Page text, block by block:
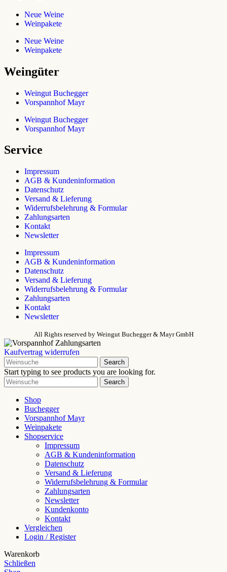
Neue Weine
Weinpakete
Neue Weine
Weinpakete
Weingüter
Weingut Buchegger
Vorspannhof Mayr
Weingut Buchegger
Vorspannhof Mayr
Service
Impressum
AGB & Kundeninformation
Datenschutz
Versand & Lieferung
Widerrufsbelehrung & Formular
Zahlungsarten
Kontakt
Newsletter
Impressum
AGB & Kundeninformation
Datenschutz
Versand & Lieferung
Widerrufsbelehrung & Formular
Zahlungsarten
Kontakt
Newsletter
All Rights reserved by Weingut Buchegger & Mayr GmbH
Kaufvertrag widerrufen
Search
Start typing to see products you are looking for.
Search
Shop
Buchegger
Vorspannhof Mayr
Weinpakete
Shopservice
Impressum
AGB & Kundeninformation
Datenschutz
Versand & Lieferung
Widerrufsbelehrung & Formular
Zahlungsarten
Newsletter
Kundenkonto
Kontakt
Vergleichen
Login / Register
Warenkorb
Schließen